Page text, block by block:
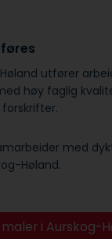
utfører
høy faglig
med
Høland.
i Aurskog-